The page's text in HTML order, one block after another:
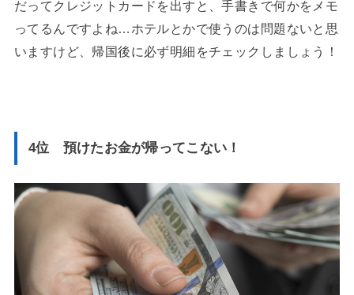
だってクレジットカードを出すと、手書きで何かをメモ
ってるんですよね…ホテルとかで使うのは問題ないと思
いますけど、帰国後に必ず明細をチェックしましょう！
4位 預けたお金が帰ってこない！